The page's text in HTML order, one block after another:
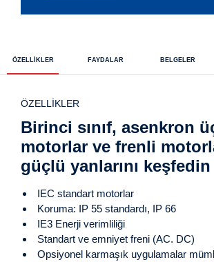
ÖZELLIKLER FAYDALAR BELGELER
ÖZELLIKLER
Birinci sınıf, asenkron
motorlar ve frenli
güçlü yanlarını keşfedin
IEC standart motorlar
Koruma: IP 55 standardı, IP 66
IE3 Enerji verimliliği
Standart ve emniyet freni (AC. DC)
Opsiyonel karmaşık uygulamalar